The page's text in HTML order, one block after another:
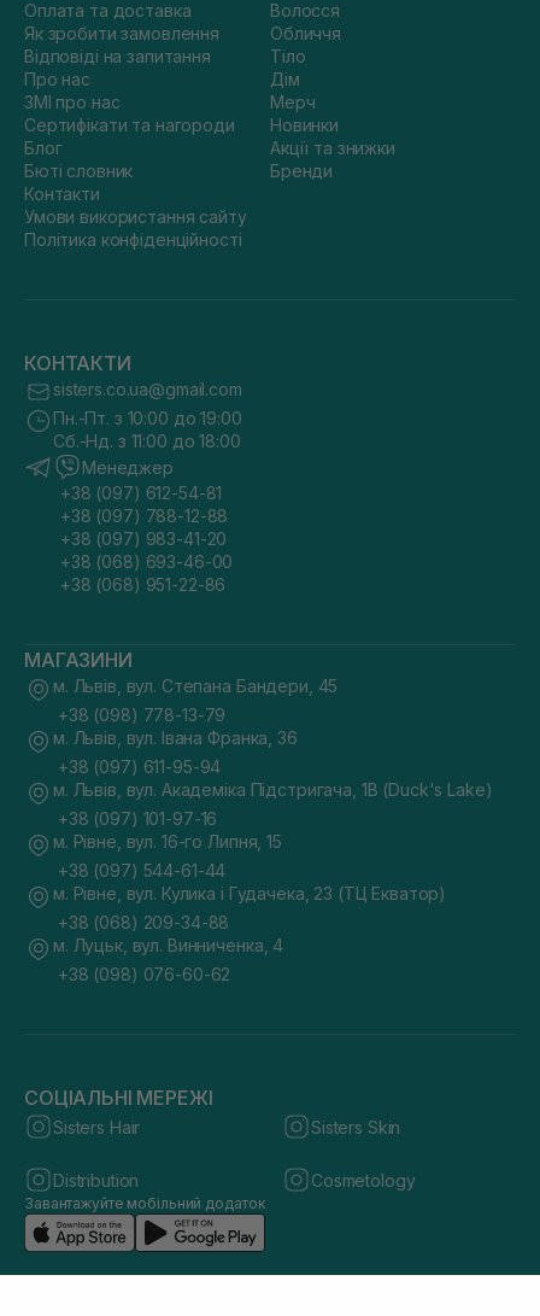
Оплата та доставка
Як зробити замовлення
Відповіді на запитання
Про нас
ЗМІ про нас
Сертифікати та нагороди
Блог
Бюті словник
Контакти
Умови використання сайту
Політика конфіденційності
Волосся
Обличчя
Тіло
Дім
Мерч
Новинки
Акції та знижки
Бренди
КОНТАКТИ
sisters.co.ua@gmail.com
Пн.-Пт. з 10:00 до 19:00
Сб.-Нд. з 11:00 до 18:00
Менеджер
+38 (097) 612-54-81
+38 (097) 788-12-88
+38 (097) 983-41-20
+38 (068) 693-46-00
+38 (068) 951-22-86
МАГАЗИНИ
м. Львів, вул. Степана Бандери, 45
+38 (098) 778-13-79
м. Львів, вул. Івана Франка, 36
+38 (097) 611-95-94
м. Львів, вул. Академіка Підстригача, 1В (Duck's Lake)
+38 (097) 101-97-16
м. Рівне, вул. 16-го Липня, 15
+38 (097) 544-61-44
м. Рівне, вул. Кулика і Гудачека, 23 (ТЦ Екватор)
+38 (068) 209-34-88
м. Луцьк, вул. Винниченка, 4
+38 (098) 076-60-62
СОЦІАЛЬНІ МЕРЕЖІ
Sisters Hair Sisters Skin
Distribution Cosmetology
Завантажуйте мобільний додаток